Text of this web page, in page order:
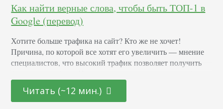
Как найти верные слова, чтобы быть ТОП-1 в
Google (перевод)
Хотите больше трафика на сайт? Кто же не хочет!
Причина, по которой все хотят его увеличить — мнение
специалистов, что высокий трафик позволяет получить
таким же, как рост трафика. А во многих случаях роста
прибыли вообще не будет. Это случается со всеми нами. Я
Читать (~12 мин.)